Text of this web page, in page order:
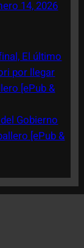
14, 2026
El último
por llegar
[ePub &
Gobierno
[ePub &